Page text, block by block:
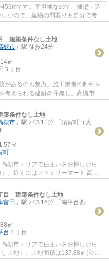
です。平坦地なので、擁壁・造
なので、建物の間取りも自分で考え
り考え...
建築条件なし土地
槻市 」駅 徒歩24分
㎡
３丁目
があるのも魅力。施工業者の制約を
考えられる建築条件無し。高槻市エ
ありま...
条件なし土地
槻市 」駅 バス11分 「須賀町（大
㎡
町
槻市エリアで住まいをお探しなら
。近くにはファミリーマート 高槻
た買い物...
目 建築条件なし土地
富田 」駅 バス16分 「南平台西
㎡
台 ４丁目
槻市エリアで住まいをお探しなら
土地」。土地面積は137.88㎡(公簿)
非見て...